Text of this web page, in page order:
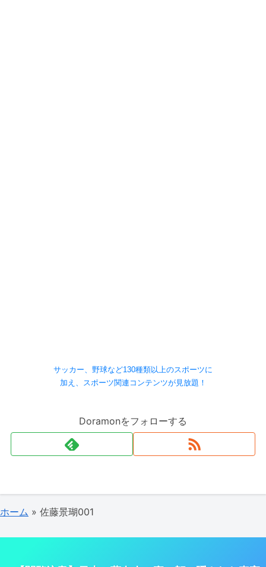
サッカー、野球など130種類以上のスポーツに
加え、スポーツ関連コンテンツが見放題！
Doramonをフォローする
ホーム » 佐藤景瑚001